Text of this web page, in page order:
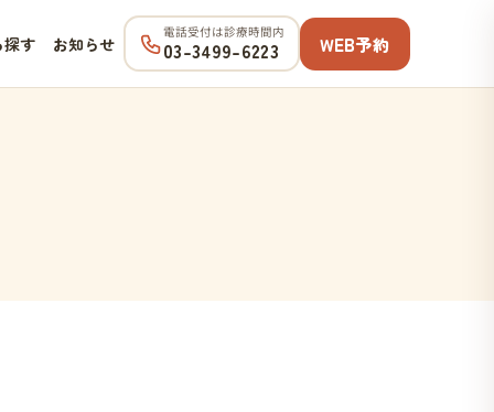
探す お知らせ
電話受付は診療時間内
03-3499-6223 WEB予約